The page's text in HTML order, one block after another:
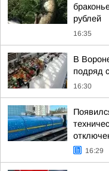
рублей
16:35
В
подряд
16:30
16:29